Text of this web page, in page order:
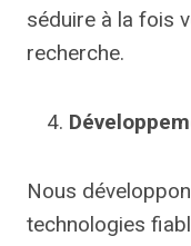
séduire à la fois
recherche.
Nous
technologies